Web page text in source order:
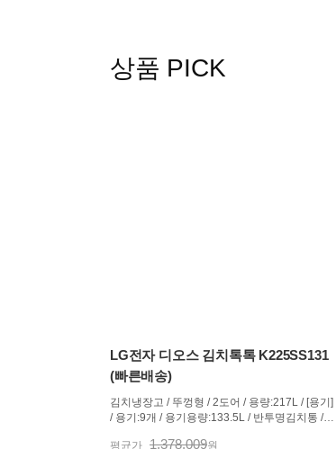
상품 PICK
LG전자 디오스 김치톡톡 K225SS131
(빠른배송)
김치냉장고 / 뚜껑형 / 2도어 / 용량:217L / [용기]
/ 용기:9개 / 용기용량:133.5L / 반투명김치통 /
평균가 1,378,009원